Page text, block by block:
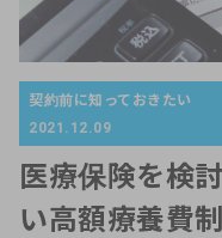
契約前に知っておきたい
2021.12.09
医療保険を検
い高額療養費